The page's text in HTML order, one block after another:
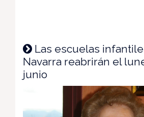
Las escuelas
Navarra reabrirán el
junio